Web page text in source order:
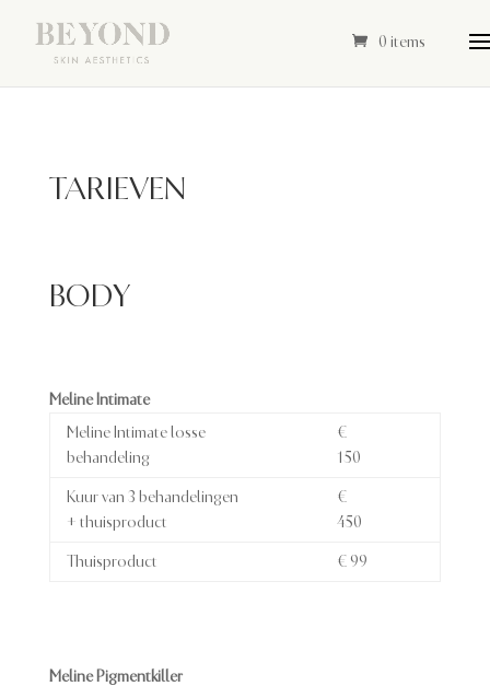
0 items
TARIEVEN
BODY
Meline Intimate
Meline Intimate losse
behandeling
€
150
Kuur van 3 behandelingen
+ thuisproduct
€
450
Thuisproduct € 99
Meline Pigmentkiller